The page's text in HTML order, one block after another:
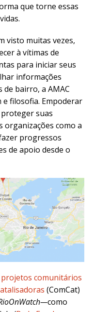
que torne essas
visto muitas vezes,
à vítimas de
para iniciar seus
informações
bairro, a AMAC
filosofia. Empoderar
suas
organizações como a
progressos
de apoio desde o
projetos comunitários
(ComCat)
como